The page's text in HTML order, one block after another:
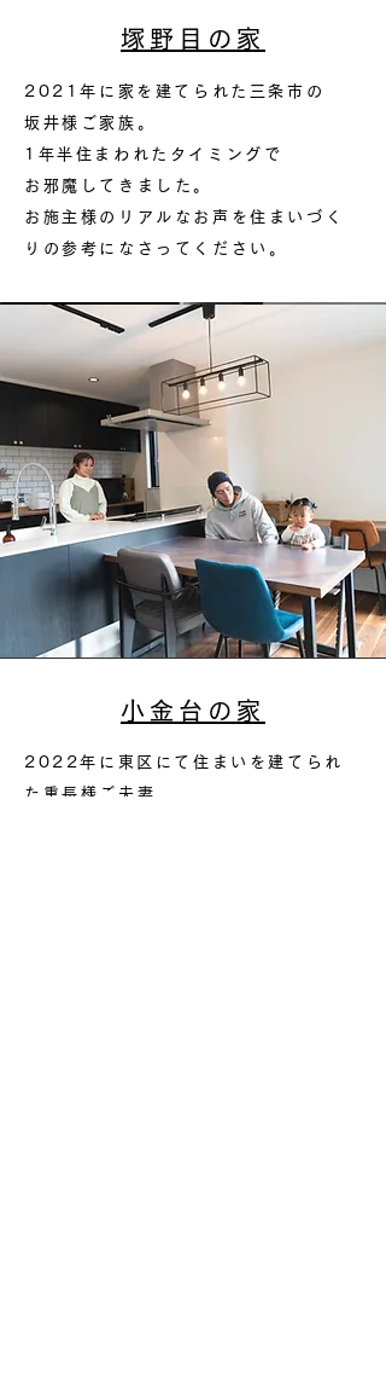
小金台の家
2022年に東区にて住まいを建てられ
た重長様ご夫妻。
塚野目の家
2021年に家を建てられた三条市の
坂井様ご家族。
1年半住まわれたタイミングで
お邪魔してきました。
お施主様のリアルなお声を住まいづく
りの参考になさってください。